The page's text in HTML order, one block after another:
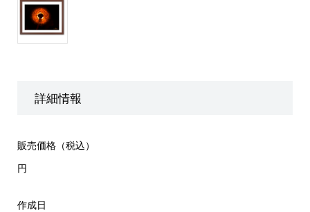
詳細情報
販売価格（税込）
円
作成日